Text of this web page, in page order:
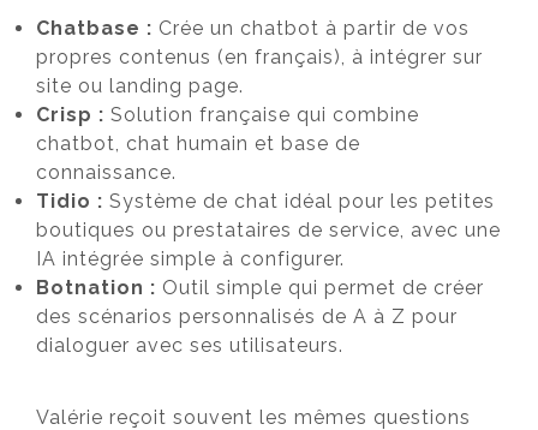
Chatbase : Crée un chatbot à partir de vos
propres contenus (en français), à intégrer sur
site ou landing page.
Crisp : Solution française qui combine
chatbot, chat humain et base de
connaissance.
Tidio : Système de chat idéal pour les petites
boutiques ou prestataires de service, avec une
IA intégrée simple à configurer.
Botnation : Outil simple qui permet de créer
des scénarios personnalisés de A à Z pour
dialoguer avec ses utilisateurs.
Valérie reçoit souvent les mêmes questions